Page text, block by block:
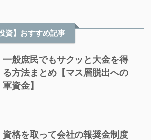
資】おすすめ記事
一般庶民でもサクッと大金を得
る方法まとめ【マス層脱出への
軍資金】
資格を取って会社の報奨金制度